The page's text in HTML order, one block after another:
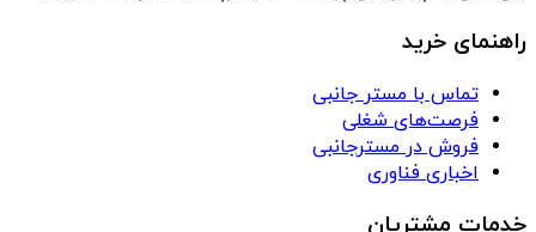
راهنمای خرید
تماس با مستر جانبی
فرصت‌های شغلی
فروش در مسترجانبی
اخباری فناوری
خدمات مشتریان